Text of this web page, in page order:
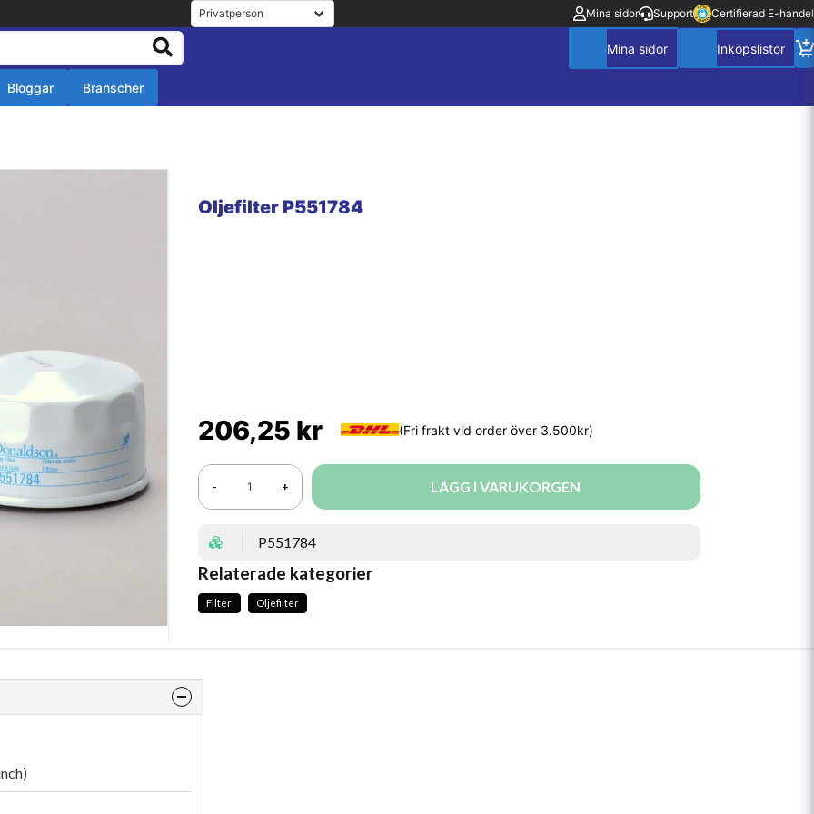
Mina sidor Support Certifierad E-handel
Bloggar Branscher
Oljefilter P551784
206,25 kr
- + LÄGG I VARUKORGEN
P551784
Relaterade kategorier
Filter Oljefilter